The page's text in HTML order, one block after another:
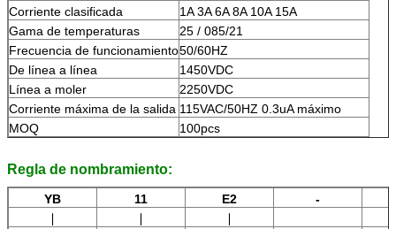
Corriente clasificada
1A 3A 6A 8A 10A 15A
Gama de temperaturas
25 / 085/21
Frecuencia de funcionamiento50/60HZ
De línea a línea
1450VDC
Línea a moler
2250VDC
Corriente máxima de la salida 115VAC/50HZ 0.3uA máximo
MOQ
100pcs
Regla de nombramiento:
YB 11 E2 -
∣
∣
∣